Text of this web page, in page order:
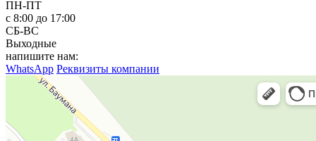
ПН-ПТ
с 8:00 до 17:00
СБ-ВС
Выходные
напишите нам:
WhatsApp Реквизиты компании